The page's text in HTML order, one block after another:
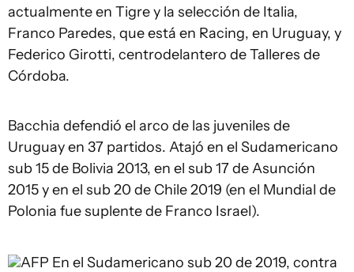
actualmente en Tigre y la selección de Italia,
Franco Paredes, que está en Racing, en Uruguay, y
Federico Girotti, centrodelantero de Talleres de
Córdoba.
Bacchia defendió el arco de las juveniles de
Uruguay en 37 partidos. Atajó en el Sudamericano
sub 15 de Bolivia 2013, en el sub 17 de Asunción
2015 y en el sub 20 de Chile 2019 (en el Mundial de
Polonia fue suplente de Franco Israel).
AFP En el Sudamericano sub 20 de 2019, contra